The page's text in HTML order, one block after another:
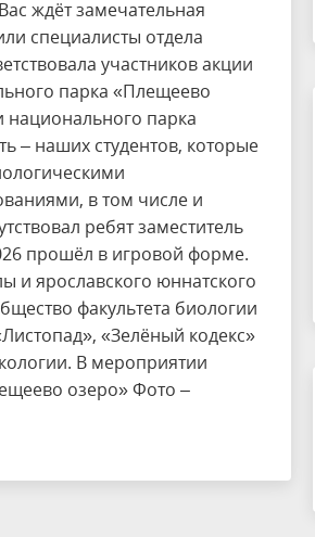
ждёт замечательная
специалисты отдела
участников акции
парка «Плещеево
национального парка
– наших студентов, которые
в том числе и
ребят заместитель
прошёл в игровой форме.
ярославского юннатского
факультета биологии
«Зелёный кодекс»
В мероприятии
озеро» Фото –